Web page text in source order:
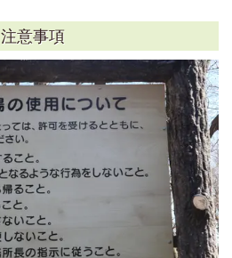
注意事項